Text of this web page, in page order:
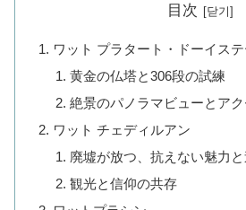
目次
ワット プラタート・ドーイス
黄金の仏塔と306段の試練
絶景のパノラマビューとア
ワット チェディルアン
廃墟が放つ、抗えない魅力と
観光と信仰の共存